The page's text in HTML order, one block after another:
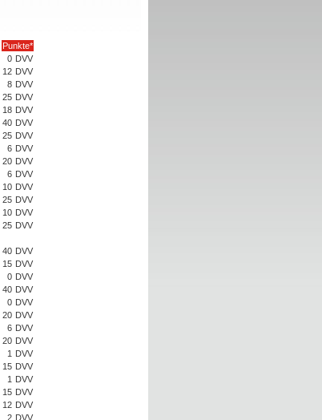
Punkte*
0 DVV
12 DVV
8 DVV
25 DVV
18 DVV
40 DVV
25 DVV
6 DVV
20 DVV
6 DVV
10 DVV
25 DVV
10 DVV
25 DVV
40 DVV
15 DVV
0 DVV
40 DVV
0 DVV
20 DVV
6 DVV
20 DVV
1 DVV
15 DVV
1 DVV
15 DVV
12 DVV
2 DVV